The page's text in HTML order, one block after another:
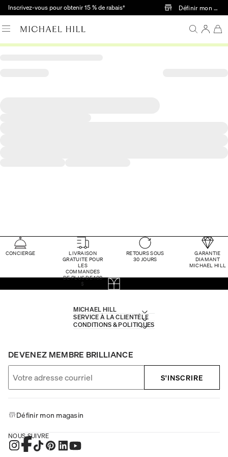
Passer au contenu principal
Inscrivez-vous pour obtenir 15 % de rabais† Définir mon
CONCIERGE
LIVRAISON
GRATUITE POUR
LES
COMMANDES
DE PLUS DE 100
$
RETOURS SOUS
30 JOURS
GARANTIE
DIAMANT
MICHAEL HILL
MICHAEL HILL
SERVICE À LA CLIENTÈLE
CONDITIONS & POLITIQUES
DEVENEZ MEMBRE BRILLIANCE
S'INSCRIRE
Définir mon magasin
NOUS SUIVRE